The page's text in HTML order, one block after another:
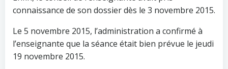
connaissance de son dossier dès le 3 novembre 2015.
Le 5 novembre 2015, l’administration a confirmé à
l’enseignante que la séance était bien prévue le jeudi
19 novembre 2015.